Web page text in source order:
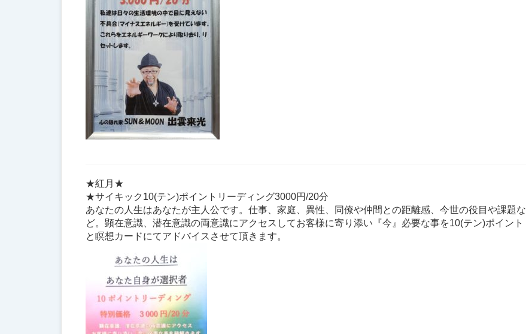
★紅月★
★サイキック10(テン)ポイントリーディング3000円/20分
あなたの人生はあなたが主人公です。仕事、家庭、異性、同僚や仲間との距離感、今世の役目や課題な
ど。顕在意識、潜在意識の両意識にアクセスしてお客様に寄り添い『今』必要な事を10(テン)ポイント
と瞑想カードにてアドバイスさせて頂きます。